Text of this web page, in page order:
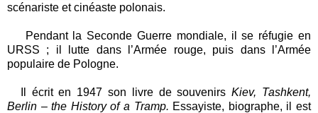
scénariste et cinéaste polonais.
Pendant la Seconde Guerre mondiale, il se réfugie en
URSS ; il lutte dans l’Armée rouge, puis dans l’Armée
populaire de Pologne.
Il écrit en 1947 son livre de souvenirsKiev, Tashkent,
Berlin – the History of a Tramp. Essayiste, biographe, il est